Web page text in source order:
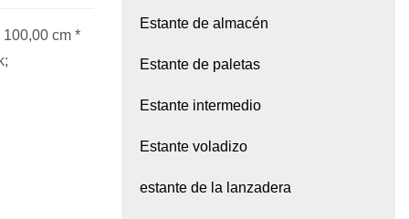
cm *
Estante de almacén
Estante de paletas
Estante intermedio
Estante voladizo
estante de la lanzadera